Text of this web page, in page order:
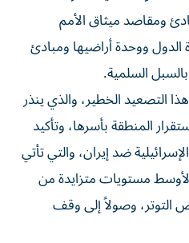
ومقاصد ميثاق الأمم
الدول ووحدة أراضيها ومبادئ
السلمية.
التصعيد الخطير، والذي ينذر
المنطقة بأسرها، وتأكيد
ضد إيران، والتي تأتي
مستويات متزايدة من
التوتر، وصولاً إلى وقف